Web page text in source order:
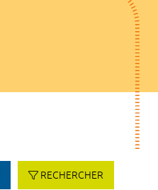
RECHERCHER